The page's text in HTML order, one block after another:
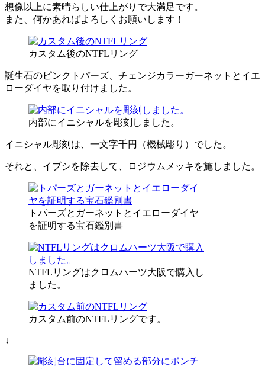
想像以上に素晴らしい仕上がりで大満足です。
また、何かあればよろしくお願いします！
カスタム後のNTFLリング
誕生石のピンクトパーズ、チェンジカラーガーネットとイエ
ローダイヤを取り付けました。
内部にイニシャルを彫刻しました。
イニシャル彫刻は、一文字千円（機械彫り）でした。
それと、イブシを除去して、ロジウムメッキを施しました。
トパーズとガーネットとイエローダイヤ
を証明する宝石鑑別書
NTFLリングはクロムハーツ大阪で購入し
ました。
カスタム前のNTFLリングです。
↓